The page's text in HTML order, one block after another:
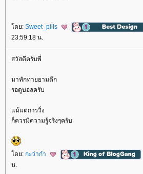
ดย: Sweet_pills
23:59:18 น.
สวัสดีครับพี่
มาทักทายยามดึก
รอดูบอลครับ
ม้แต่การวิ่ง
ก็ควรมีความรู้จริงๆครับ
ดย: กะว่าก๋า
น.